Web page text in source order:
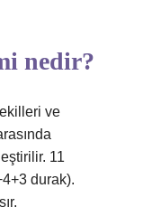
nedir?
ve
11
durak).